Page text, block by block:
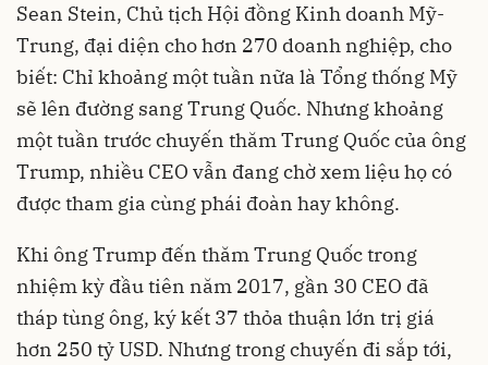
Sean Stein, Chủ tịch Hội đồng Kinh doanh Mỹ-
Trung, đại diện cho hơn 270 doanh nghiệp, cho
biết: Chỉ khoảng một tuần nữa là Tổng thống Mỹ
sẽ lên đường sang Trung Quốc. Nhưng khoảng
một tuần trước chuyến thăm Trung Quốc của ông
Trump, nhiều CEO vẫn đang chờ xem liệu họ có
được tham gia cùng phái đoàn hay không.
Khi ông Trump đến thăm Trung Quốc trong
nhiệm kỳ đầu tiên năm 2017, gần 30 CEO đã
tháp tùng ông, ký kết 37 thỏa thuận lớn trị giá
hơn 250 tỷ USD. Nhưng trong chuyến đi sắp tới,